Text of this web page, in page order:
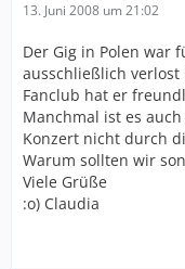
13. Juni 2008 um 21:02
Der Gig in Polen war
ausschließlich verlost
Fanclub hat er
Manchmal ist es
Konzert nicht durch
Warum sollten wir
Viele Grüße
:o) Claudia